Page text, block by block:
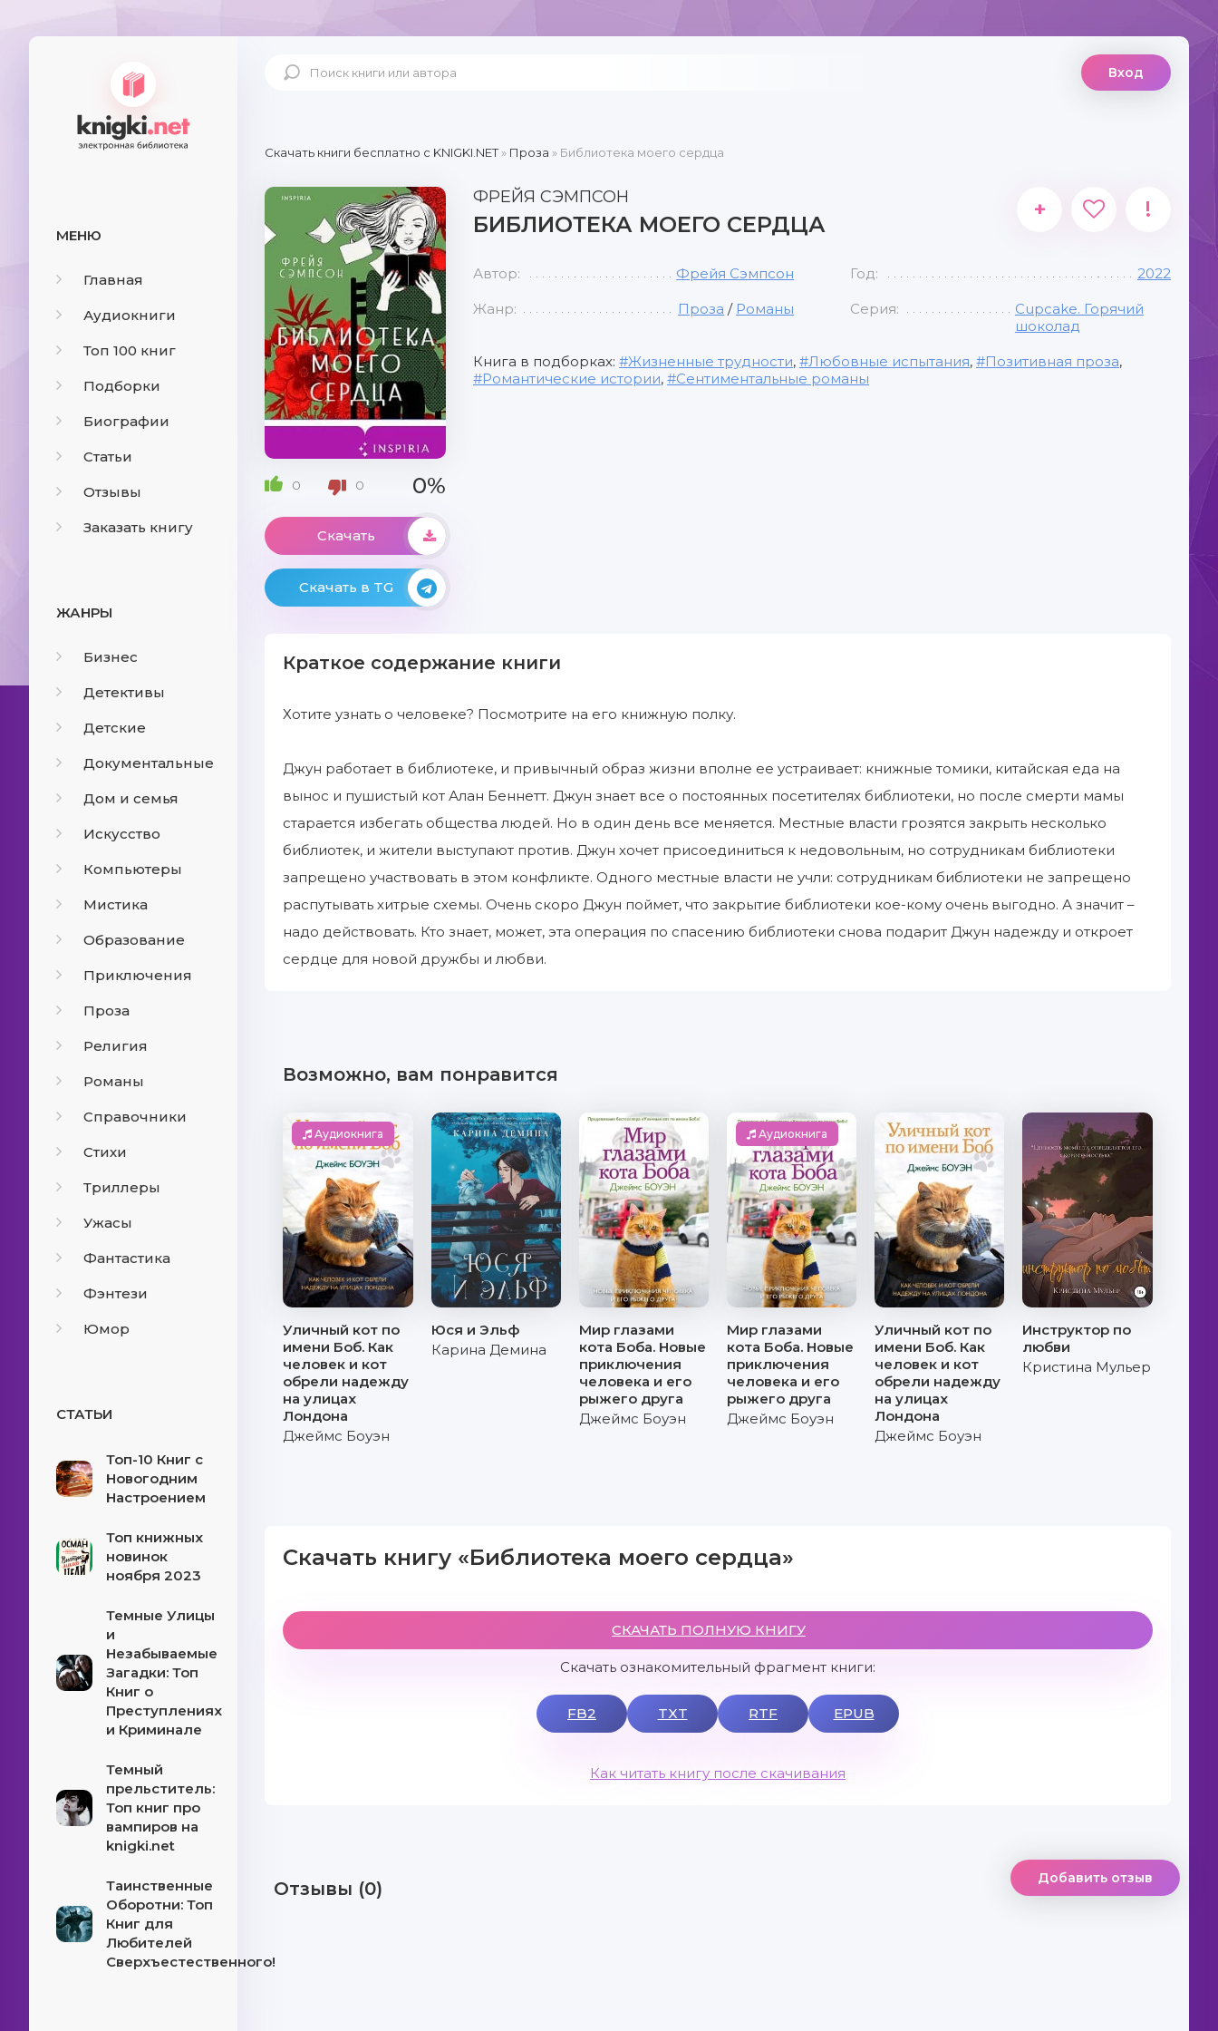
МЕНЮ
Главная
Аудиокниги
Топ 100 книг
Подборки
Биографии
Статьи
Отзывы
Заказать книгу
ЖАНРЫ
Бизнес
Детективы
Детские
Документальные
Дом и семья
Искусство
Компьютеры
Мистика
Образование
Приключения
Проза
Религия
Романы
Справочники
Стихи
Триллеры
Ужасы
Фантастика
Фэнтези
Юмор
СТАТЬИ
Топ-10 Книг с
Новогодним
Настроением
Топ книжных
новинок
ноября 2023
Темные Улицы
и
Незабываемые
Загадки: Топ
Книг о
Преступлениях
и Криминале
Темный
прельститель:
Топ книг про
вампиров на
knigki.net
Таинственные
Оборотни: Топ
Книг для
Любителей
Сверхъестественного!
Вход
Скачать книги бесплатно c KNIGKI.NET» Проза » Библиотека моего сердца
0 0 0%
Скачать
Скачать в TG
ФРЕЙЯ СЭМПСОН
БИБЛИОТЕКА МОЕГО СЕРДЦА
+ !
Автор: Фрейя Сэмпсон Год: 2022
Жанр: Проза / Романы Серия:
Cupcake. Горячий
шоколад
Книга в подборках: Жизненные трудности, Любовные испытания, Позитивная проза,
Романтические истории, Сентиментальные романы
Краткое содержание книги
Хотите узнать о человеке? Посмотрите на его книжную полку.
Джун работает в библиотеке, и привычный образ жизни вполне ее устраивает: книжные томики, китайская еда на
вынос и пушистый кот Алан Беннетт. Джун знает все о постоянных посетителях библиотеки, но после смерти мамы
старается избегать общества людей. Но в один день все меняется. Местные власти грозятся закрыть несколько
библиотек, и жители выступают против. Джун хочет присоединиться к недовольным, но сотрудникам библиотеки
запрещено участвовать в этом конфликте. Одного местные власти не учли: сотрудникам библиотеки не запрещено
распутывать хитрые схемы. Очень скоро Джун поймет, что закрытие библиотеки кое-кому очень выгодно. А значит –
надо действовать. Кто знает, может, эта операция по спасению библиотеки снова подарит Джун надежду и откроет
сердце для новой дружбы и любви.
Возможно, вам понравится
Аудиокнига
Уличный кот по
имени Боб. Как
человек и кот
обрели надежду
на улицах
Лондона
Джеймс Боуэн
Юся и Эльф
Карина Демина
Мир глазами
кота Боба. Новые
приключения
человека и его
рыжего друга
Джеймс Боуэн
Аудиокнига
Мир глазами
кота Боба. Новые
приключения
человека и его
рыжего друга
Джеймс Боуэн
Уличный кот по
имени Боб. Как
человек и кот
обрели надежду
на улицах
Лондона
Джеймс Боуэн
Инструктор по
любви
Кристина Мульер
Скачать книгу «Библиотека моего сердца»
СКАЧАТЬ ПОЛНУЮ КНИГУ
Скачать ознакомительный фрагмент книги:
FB2 TXT RTF EPUB
Как читать книгу после скачивания
Отзывы (0) Добавить отзыв